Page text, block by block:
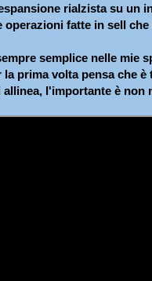
rialzista su un
operazioni fatte in sell
semplice nelle mie
prima volta pensa che
allinea, l'importante è non